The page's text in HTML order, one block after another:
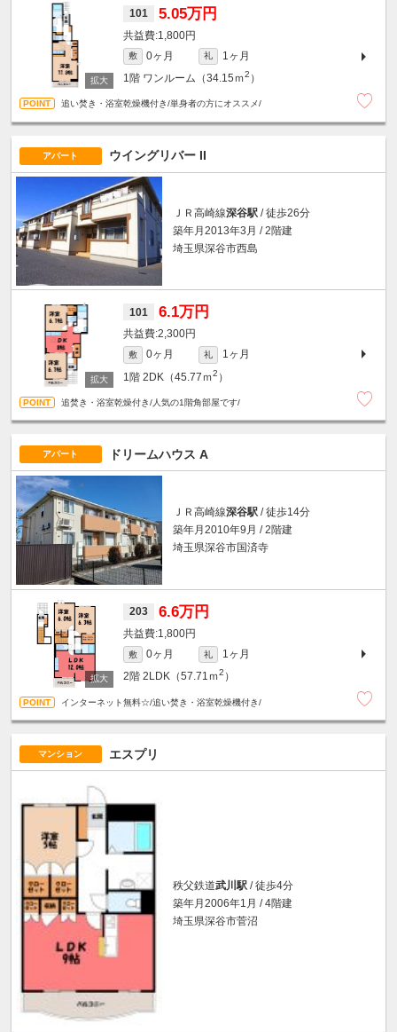
101 5.05万円
1,800円
敷 0ヶ月 礼
1ヶ月
1階 ワンルーム（34.15ｍ2 ）
追い焚き・浴室乾燥機付き/単身者の方にオススメ/
アパート ウイングリバー II
ＪＲ高崎線深谷駅 / 徒歩26分
築年月2013年3月 / 2階建
埼玉県深谷市西島
101 6.1万円
2,300円
敷 0ヶ月 礼
1ヶ月
1階 2DK（45.77ｍ2 ）
追焚き・浴室乾燥付き/人気の1階角部屋です/
アパート ドリームハウス A
ＪＲ高崎線深谷駅 / 徒歩14分
築年月2010年9月 / 2階建
埼玉県深谷市国済寺
203 6.6万円
1,800円
敷 0ヶ月 礼
1ヶ月
2階 2LDK（57.71ｍ2 ）
インターネット無料☆/追い焚き・浴室乾燥機付き/
マンション エスプリ
秩父鉄道武川駅 / 徒歩4分
築年月2006年1月 / 4階建
埼玉県深谷市菅沼